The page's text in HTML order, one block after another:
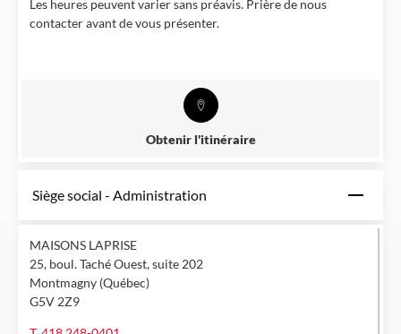
Les heures peuvent varier sans préavis. Prière de nous
contacter avant de vous présenter.
Obtenir l'itinéraire
Siège social - Administration
MAISONS LAPRISE
25, boul. Taché Ouest, suite 202
Montmagny (Québec)
G5V 2Z9